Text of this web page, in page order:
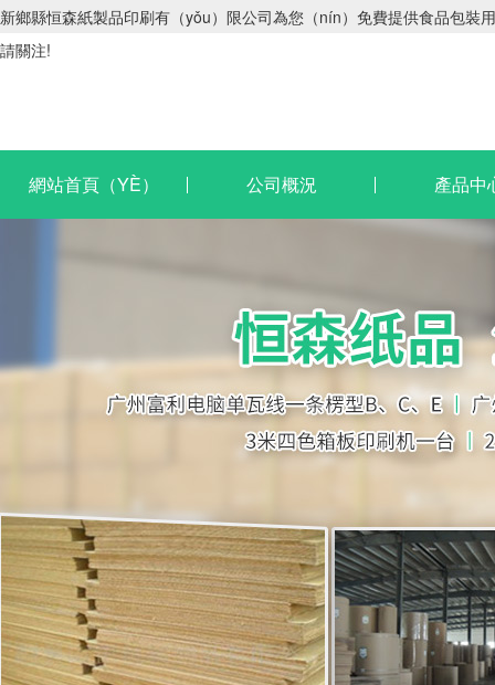
新鄉縣恒森紙製品印刷有（yǒu）限公司為您（nín）免費提供食品包
請關注!
網站首頁（YÈ） 公司概況 產品中